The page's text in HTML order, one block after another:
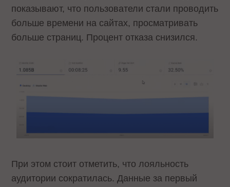
показывают, что пользователи стали проводить
больше времени на сайтах, просматривать
больше страниц. Процент отказа снизился.
При этом стоит отметить, что лояльность
аудитории сократилась. Данные за первый